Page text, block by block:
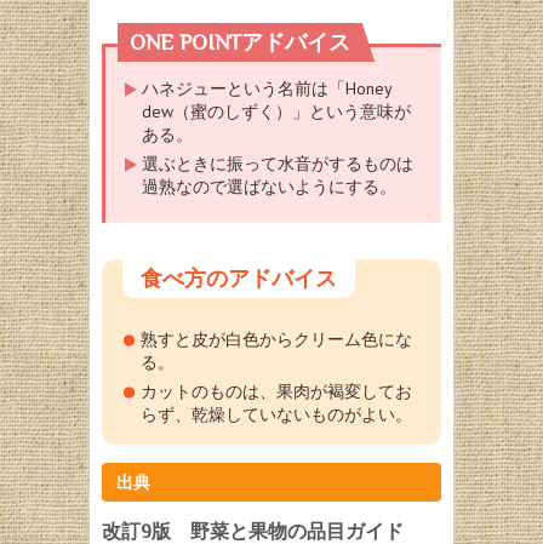
ONE POINTアドバイス
ハネジューという名前は「Honey
dew（蜜のしずく）」という意味が
ある。
選ぶときに振って水音がするものは
過熟なので選ばないようにする。
食べ方のアドバイス
熟すと皮が白色からクリーム色にな
る。
カットのものは、果肉が褐変してお
らず、乾燥していないものがよい。
出典
改訂9版 野菜と果物の品目ガイド